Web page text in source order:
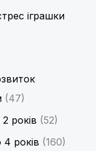
іграшки
(47)
років (52)
4 років (160)